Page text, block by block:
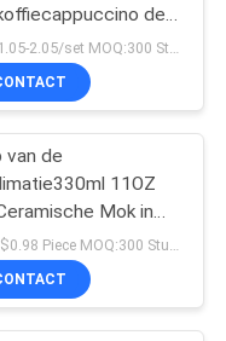
20
de
met
USD1.05-2.05/set MOQ:300 Stuk/Stukken
van de
11OZ
Mok in
Gele Zwarte